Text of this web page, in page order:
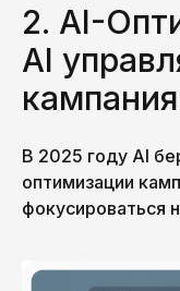
2. AI-
AI
В 2025 году AI
оптимизации
фокусироваться